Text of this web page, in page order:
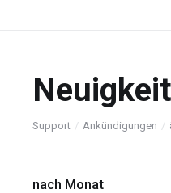
Support Ankündigungen
nach Monat